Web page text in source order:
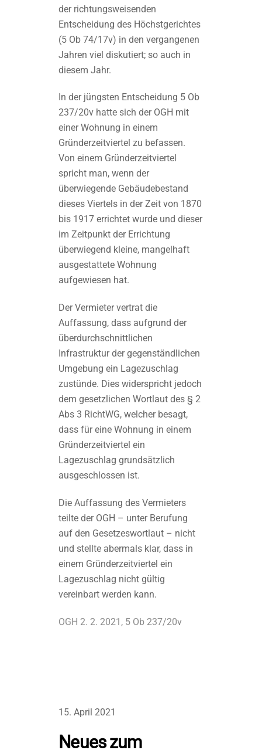
der richtungsweisenden
Entscheidung des Höchstgerichtes
(5 Ob 74/17v) in den vergangenen
Jahren viel diskutiert; so auch in
diesem Jahr.
In der jüngsten Entscheidung 5 Ob
237/20v hatte sich der OGH mit
einer Wohnung in einem
Gründerzeitviertel zu befassen.
Von einem Gründerzeitviertel
spricht man, wenn der
überwiegende Gebäudebestand
dieses Viertels in der Zeit von 1870
bis 1917 errichtet wurde und dieser
im Zeitpunkt der Errichtung
überwiegend kleine, mangelhaft
ausgestattete Wohnung
aufgewiesen hat.
Der Vermieter vertrat die
Auffassung, dass aufgrund der
überdurchschnittlichen
Infrastruktur der gegenständlichen
Umgebung ein Lagezuschlag
zustünde. Dies widerspricht jedoch
dem gesetzlichen Wortlaut des § 2
Abs 3 RichtWG, welcher besagt,
dass für eine Wohnung in einem
Gründerzeitviertel ein
Lagezuschlag grundsätzlich
ausgeschlossen ist.
Die Auffassung des Vermieters
teilte der OGH – unter Berufung
auf den Gesetzeswortlaut – nicht
und stellte abermals klar, dass in
einem Gründerzeitviertel ein
Lagezuschlag nicht gültig
vereinbart werden kann.
OGH 2. 2. 2021, 5 Ob 237/20v
15. April 2021
Neues zum